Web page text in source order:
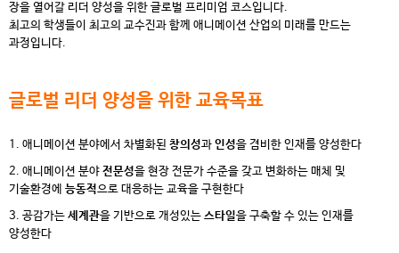
장을 열어갈 리더 양성을 위한 글로벌 프리미엄 코스입니다.
최고의 학생들이 최고의 교수진과 함께 애니메이션 산업의 미래를 만드는
과정입니다.
글로벌 리더 양성을 위한 교육목표
1. 애니메이션 분야에서 차별화된 창의성과 인성을 겸비한 인재를 양성한다
2. 애니메이션 분야 전문성을 현장 전문가 수준을 갖고 변화하는 매체 및
기술환경에 능동적으로 대응하는 교육을 구현한다
3. 공감가는 세계관을 기반으로 개성있는 스타일을 구축할 수 있는 인재를
양성한다